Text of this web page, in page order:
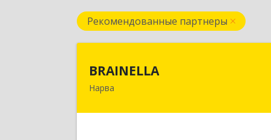
Рекомендованные партнеры
BRAINELLA
Нарва